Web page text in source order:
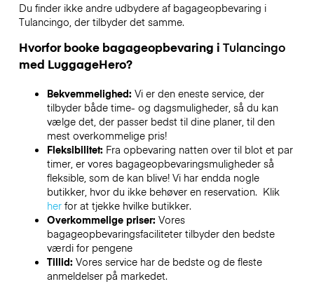
Du finder ikke andre udbydere af bagageopbevaring i
Tulancingo, der tilbyder det samme.
Hvorfor booke bagageopbevaring i Tulancingo
med LuggageHero?
Bekvemmelighed: Vi er den eneste service, der
tilbyder både time- og dagsmuligheder, så du kan
vælge det, der passer bedst til dine planer, til den
mest overkommelige pris!
Fleksibilitet: Fra opbevaring natten over til blot et par
timer, er vores bagageopbevaringsmuligheder så
fleksible, som de kan blive! Vi har endda nogle
butikker, hvor du ikke behøver en reservation. Klik
herfor at tjekke hvilke butikker.
Overkommelige priser: Vores
bagageopbevaringsfaciliteter tilbyder den bedste
værdi for pengene
Tillid: Vores service har de bedste og de fleste
anmeldelser på markedet.